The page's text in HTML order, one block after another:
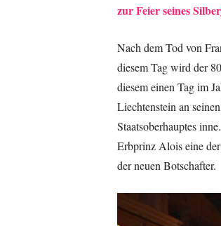
zur Feier seines
Nach dem Tod von
diesem Tag wird der
diesem einen Tag im
Liechtenstein an
Staatsoberhauptes
Erbprinz Alois eine
der neuen Botschafter.